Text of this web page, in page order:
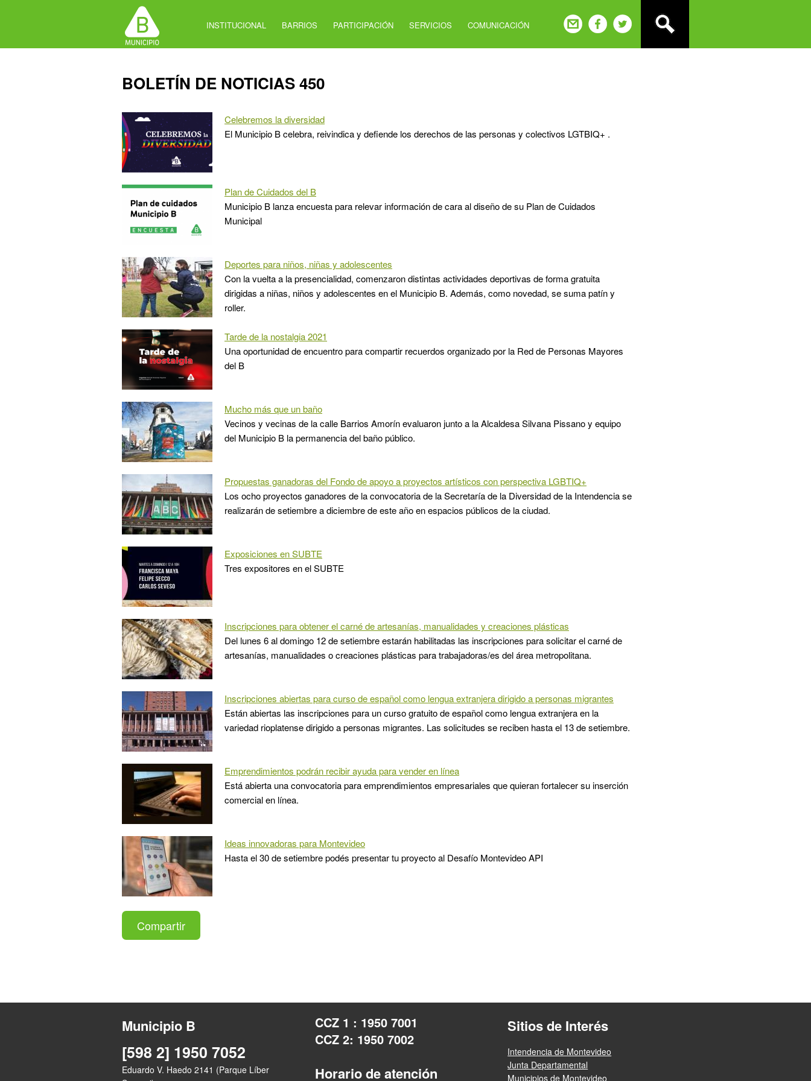
INSTITUCIONAL BARRIOS PARTICIPACIÓN SERVICIOS COMUNICACIÓN
Back
to
BOLETÍN DE NOTICIAS 450
Celebremos la diversidad
El Municipio B celebra, reivindica y defiende los derechos de las personas y colectivos LGTBIQ+ .
Plan de Cuidados del B
Municipio B lanza encuesta para relevar información de cara al diseño de su Plan de Cuidados
Municipal
Deportes para niños, niñas y adolescentes
Con la vuelta a la presencialidad, comenzaron distintas actividades deportivas de forma gratuita
dirigidas a niñas, niños y adolescentes en el Municipio B. Además, como novedad, se suma patín y
roller.
Tarde de la nostalgia 2021
Una oportunidad de encuentro para compartir recuerdos organizado por la Red de Personas Mayores
del B
Mucho más que un baño
Vecinos y vecinas de la calle Barrios Amorín evaluaron junto a la Alcaldesa Silvana Pissano y equipo
del Municipio B la permanencia del baño público.
Propuestas ganadoras del Fondo de apoyo a proyectos artísticos con perspectiva LGBTIQ+
Los ocho proyectos ganadores de la convocatoria de la Secretaría de la Diversidad de la Intendencia se
realizarán de setiembre a diciembre de este año en espacios públicos de la ciudad.
Exposiciones en SUBTE
Tres expositores en el SUBTE
Inscripciones para obtener el carné de artesanías, manualidades y creaciones plásticas
Del lunes 6 al domingo 12 de setiembre estarán habilitadas las inscripciones para solicitar el carné de
artesanías, manualidades o creaciones plásticas para trabajadoras/es del área metropolitana.
Inscripciones abiertas para curso de español como lengua extranjera dirigido a personas migrantes
Están abiertas las inscripciones para un curso gratuito de español como lengua extranjera en la
variedad rioplatense dirigido a personas migrantes. Las solicitudes se reciben hasta el 13 de setiembre.
Emprendimientos podrán recibir ayuda para vender en línea
Está abierta una convocatoria para emprendimientos empresariales que quieran fortalecer su inserción
comercial en línea.
Ideas innovadoras para Montevideo
Hasta el 30 de setiembre podés presentar tu proyecto al Desafío Montevideo API
Compartir
Municipio B
[598 2] 1950 7052
Eduardo V. Haedo 2141 (Parque Líber
CCZ 1 : 1950 7001
CCZ 2: 1950 7002
Horario de atención
Sitios de Interés
Intendencia de Montevideo
Junta Departamental
Municipios de Montevideo